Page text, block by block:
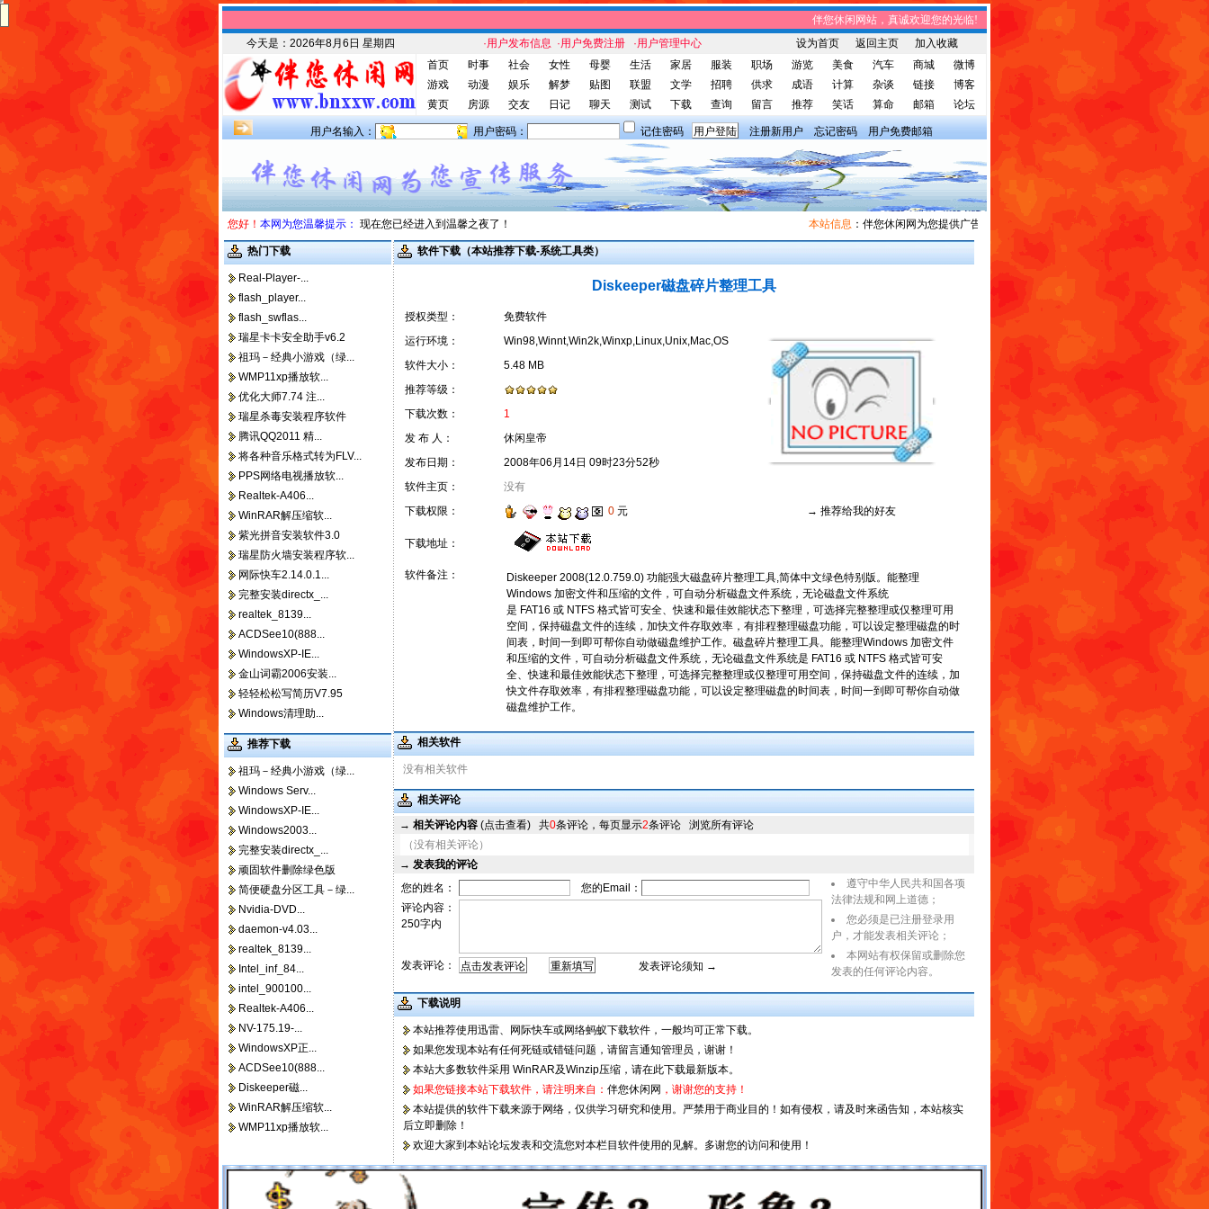
伴您休闲网站，真诚欢迎您的光临! 伴您休闲网站，将免费给您带来趣味时事、笑
今天是： 2026年8月6日 星期四 ·用户发布信息 ·用户免费注册 ·用户管理中心 设为首页 返回主页
加入收藏
首页
时事 社会 女性 母婴 生活 家居 服装 职场 游览 美食 汽车 商城
微博
游戏
动漫 娱乐 解梦 贴图 联盟 文学 招聘 供求 成语 计算 杂谈 链接
博客
黄页
房源 交友 日记 聊天 测试 下载 查询 留言 推荐 笑话 算命 邮箱 论坛
用户名输入： 用户密码： 记住密码 注册新用户 忘记密码 用户免费邮箱
您好！ 本网为您温馨提示： 现在您已经进入到温馨之夜了！ 本站信息：伴您休闲网为您提供广告宣传和信息发布，有需求者请与我们联系。
热门下载
Real-Player-...
flash_player...
flash_swflas...
瑞星卡卡安全助手v6.2
祖玛－经典小游戏（绿...
WMP11xp播放软...
优化大师7.74 注...
瑞星杀毒安装程序软件
腾讯QQ2011 精...
将各种音乐格式转为FLV...
PPS网络电视播放软...
Realtek-A406...
WinRAR解压缩软...
紫光拼音安装软件3.0
瑞星防火墙安装程序软...
网际快车2.14.0.1...
完整安装directx_...
realtek_8139...
ACDSee10(888...
WindowsXP-IE...
金山词霸2006安装...
轻轻松松写简历V7.95
Windows清理助...
推荐下载
祖玛－经典小游戏（绿...
Windows Serv...
WindowsXP-IE...
Windows2003...
完整安装directx_...
顽固软件删除绿色版
简便硬盘分区工具－绿...
Nvidia-DVD...
daemon-v4.03...
realtek_8139...
Intel_inf_84...
intel_900100...
Realtek-A406...
NV-175.19-...
WindowsXP正...
ACDSee10(888...
Diskeeper磁...
WinRAR解压缩软...
WMP11xp播放软...
软件下载（本站推荐下载-系统工具类）
Diskeeper磁盘碎片整理工具
授权类型：
免费软件
运行环境：
Win98,Winnt,Win2k,Winxp,Linux,Unix,Mac,OS
软件大小：
5.48 MB
推荐等级：
下载次数：
1
发 布 人：
休闲皇帝
发布日期：
2008年06月14日 09时23分52秒
软件主页：
没有
下载权限：
0元 → 推荐给我的好友
下载地址：
软件备注：
Diskeeper 2008(12.0.759.0) 功能强大磁盘碎片整理工具,简体中文绿色特别版。能整理
Windows 加密文件和压缩的文件，可自动分析磁盘文件系统，无论磁盘文件系统
是 FAT16 或 NTFS 格式皆可安全、快速和最佳效能状态下整理，可选择完整整理或仅整理可用
空间，保持磁盘文件的连续，加快文件存取效率，有排程整理磁盘功能，可以设定整理磁盘的时
间表，时间一到即可帮你自动做磁盘维护工作。磁盘碎片整理工具。能整理Windows 加密文件
和压缩的文件，可自动分析磁盘文件系统，无论磁盘文件系统是 FAT16 或 NTFS 格式皆可安
全、快速和最佳效能状态下整理，可选择完整整理或仅整理可用空间，保持磁盘文件的连续，加
快文件存取效率，有排程整理磁盘功能，可以设定整理磁盘的时间表，时间一到即可帮你自动做
磁盘维护工作。
相关软件
没有相关软件
相关评论
→ 相关评论内容 (点击查看) 共0条评论，每页显示2条评论 浏览所有评论
（没有相关评论）
→ 发表我的评论
您的姓名：
您的Email：
评论内容：
250字内
发表评论： 发表评论须知 →
遵守中华人民共和国各项
法律法规和网上道德；
您必须是已注册登录用
户，才能发表相关评论；
本网站有权保留或删除您
发表的任何评论内容。
下载说明
本站推荐使用迅雷、 网际快车或网络蚂蚁下载软件，一般均可正常下载。
如果您发现本站有任何死链或错链问题，请留言通知管理员 ，谢谢！
本站大多数软件采用 WinRAR及Winzip压缩，请在此下载最新版本。
如果您链接本站下载软件，请注明来自： 伴您休闲网 ，谢谢您的支持！
本站提供的软件下载来源于网络，仅供学习研究和使用。严禁用于商业目的！如有侵权，请及时来函告知，本站核实
后立即删除！
欢迎大家到本站论坛发表和交流您对本栏目软件使用的见解。多谢您的访问和使用！